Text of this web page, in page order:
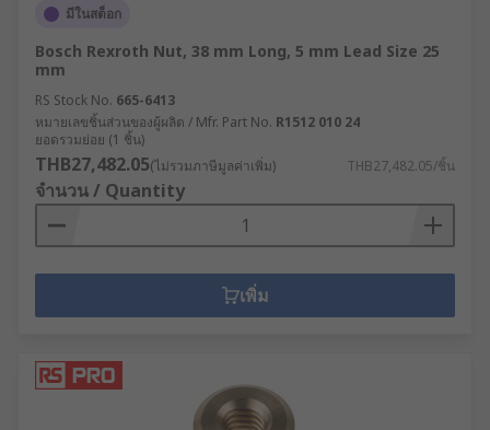
มีในสต็อก
Bosch Rexroth Nut, 38 mm Long, 5 mm Lead Size 25
mm
RS Stock No. 665-6413
หมายเลขชิ้นส่วนของผู้ผลิต / Mfr. Part No. R1512 010 24
ยอดรวมย่อย (1 ชิ้น)
THB27,482.05(ไม่รวมภาษีมูลค่าเพิ่ม) THB27,482.05/ชิ้น
จำนวน / Quantity
เพิ่ม